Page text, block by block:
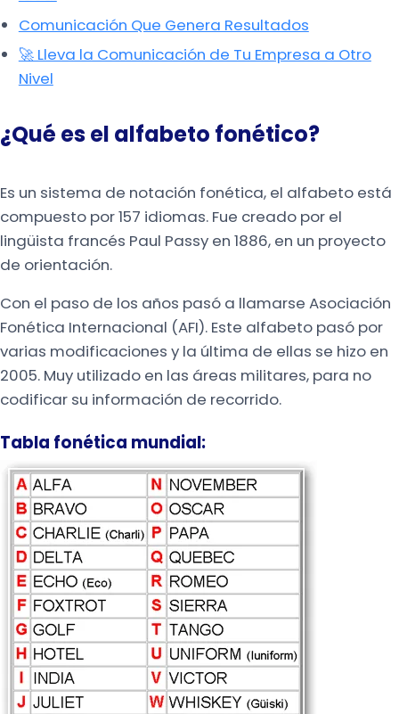
Comunicación Que Genera Resultados
🚀 Lleva la Comunicación de Tu Empresa a Otro
Nivel
¿Qué es el alfabeto fonético?
Es un sistema de notación fonética, el alfabeto está
compuesto por 157 idiomas. Fue creado por el
lingüista francés Paul Passy en 1886, en un proyecto
de orientación.
Con el paso de los años pasó a llamarse Asociación
Fonética Internacional (AFI). Este alfabeto pasó por
varias modificaciones y la última de ellas se hizo en
2005. Muy utilizado en las áreas militares, para no
codificar su información de recorrido.
Tabla fonética mundial: